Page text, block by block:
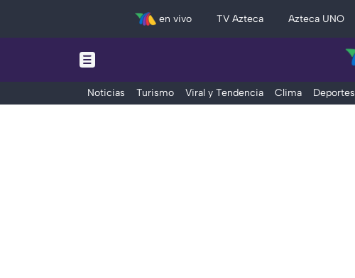
en vivo TV Azteca Azteca UNO
Noticias Turismo Viral y Tendencia Clima Deportes